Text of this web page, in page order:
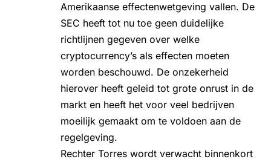
Amerikaanse effectenwetgeving vallen. De
SEC heeft tot nu toe geen duidelijke
richtlijnen gegeven over welke
cryptocurrency’s als effecten moeten
worden beschouwd. De onzekerheid
hierover heeft geleid tot grote onrust in de
markt en heeft het voor veel bedrijven
moeilijk gemaakt om te voldoen aan de
regelgeving.
Rechter Torres wordt verwacht binnenkort